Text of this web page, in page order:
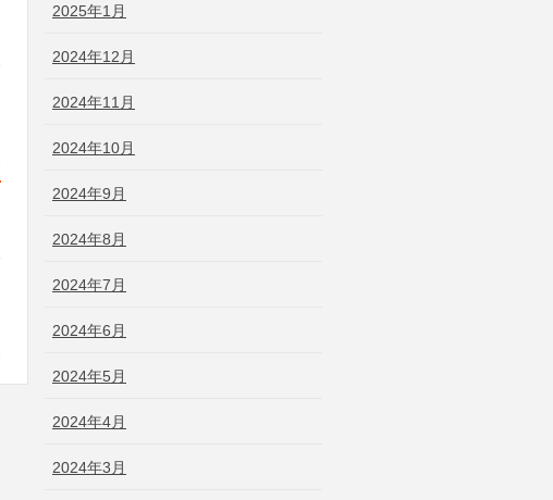
2025年1月
2024年12月
2024年11月
2024年10月
2024年9月
2024年8月
2024年7月
2024年6月
2024年5月
2024年4月
2024年3月